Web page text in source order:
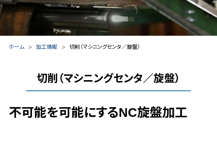
ホーム 加工情報 切削（マシニングセンタ／旋盤）
切削（マシニングセンタ／旋盤）
不可能を可能にするNC旋盤加工